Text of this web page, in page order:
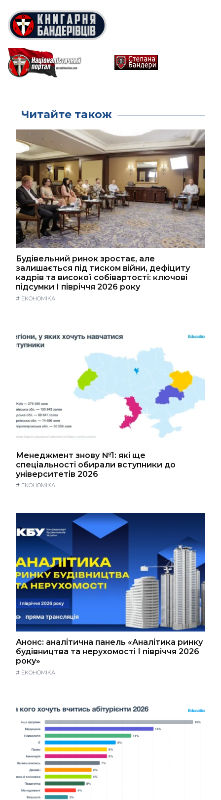
Читайте також
Будівельний ринок зростає, але
залишається під тиском війни, дефіциту
кадрів та високої собівартості: ключові
підсумки І півріччя 2026 року
# ЕКОНОМІКА
Менеджмент знову №1: які ще
спеціальності обирали вступники до
університетів 2026
# ЕКОНОМІКА
Анонс: аналітична панель «Аналітика ринку
будівництва та нерухомості І півріччя 2026
року»
# ЕКОНОМІКА